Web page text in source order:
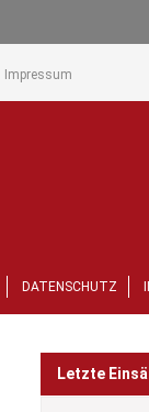
Impressum
DATENSCHUTZ
Letzte